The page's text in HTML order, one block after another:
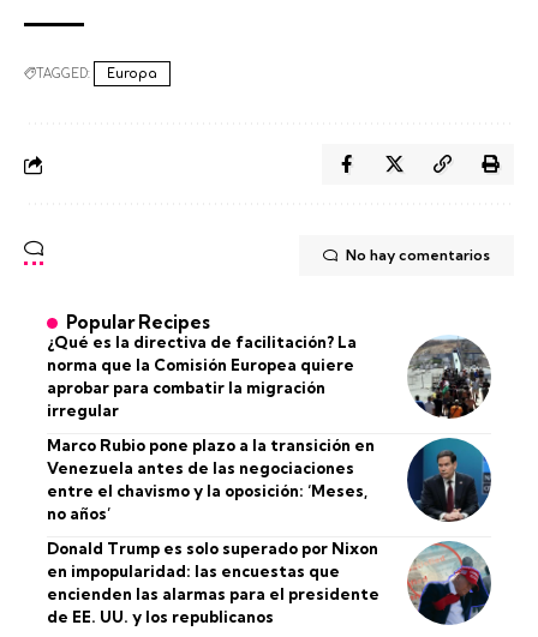
TAGGED: Europa
No hay comentarios
Popular Recipes
¿Qué es la directiva de facilitación? La
norma que la Comisión Europea quiere
aprobar para combatir la migración
irregular
Marco Rubio pone plazo a la transición en
Venezuela antes de las negociaciones
entre el chavismo y la oposición: ‘Meses,
no años’
Donald Trump es solo superado por Nixon
en impopularidad: las encuestas que
encienden las alarmas para el presidente
de EE. UU. y los republicanos